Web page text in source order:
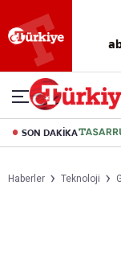
SON DAKİKA
Haberler Teknoloji